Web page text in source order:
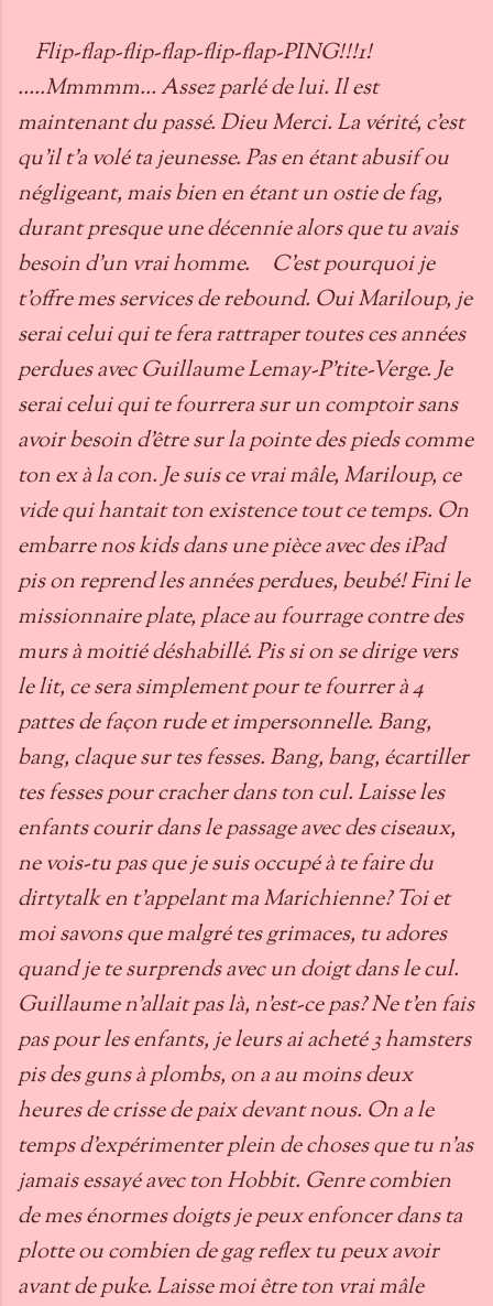
Flip-flap-flip-flap-flip-flap-PING!!!1!
…..Mmmmm… Assez parlé de lui. Il est
maintenant du passé. Dieu Merci. La vérité, c’est
qu’il t’a volé ta jeunesse. Pas en étant abusif ou
négligeant, mais bien en étant un ostie de fag,
durant presque une décennie alors que tu avais
besoin d’un vrai homme. C’est pourquoi je
t’offre mes services de rebound. Oui Mariloup, je
serai celui qui te fera rattraper toutes ces années
perdues avec Guillaume Lemay-P’tite-Verge. Je
serai celui qui te fourrera sur un comptoir sans
avoir besoin d’être sur la pointe des pieds comme
ton ex à la con. Je suis ce vrai mâle, Mariloup, ce
vide qui hantait ton existence tout ce temps. On
embarre nos kids dans une pièce avec des iPad
pis on reprend les années perdues, beubé! Fini le
missionnaire plate, place au fourrage contre des
murs à moitié déshabillé. Pis si on se dirige vers
le lit, ce sera simplement pour te fourrer à 4
pattes de façon rude et impersonnelle. Bang,
bang, claque sur tes fesses. Bang, bang, écartiller
tes fesses pour cracher dans ton cul. Laisse les
enfants courir dans le passage avec des ciseaux,
ne vois-tu pas que je suis occupé à te faire du
dirtytalk en t’appelant ma Marichienne? Toi et
moi savons que malgré tes grimaces, tu adores
quand je te surprends avec un doigt dans le cul.
Guillaume n’allait pas là, n’est-ce pas? Ne t’en fais
pas pour les enfants, je leurs ai acheté 3 hamsters
pis des guns à plombs, on a au moins deux
heures de crisse de paix devant nous. On a le
temps d’expérimenter plein de choses que tu n’as
jamais essayé avec ton Hobbit. Genre combien
de mes énormes doigts je peux enfoncer dans ta
plotte ou combien de gag reflex tu peux avoir
avant de puke. Laisse moi être ton vrai mâle